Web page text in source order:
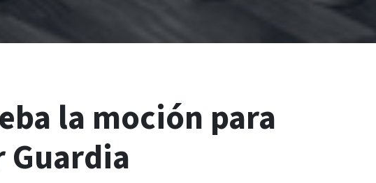
la moción para